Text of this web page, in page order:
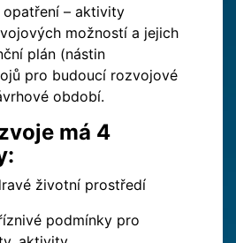
– aktivity
možností a jejich
plán (nástin
pro budoucí rozvojové
období.
má 4
životní prostředí
podmínky pro